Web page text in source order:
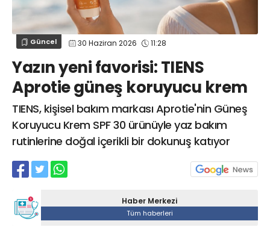
Güncel 30 Haziran 2026 11:28
Yazın yeni favorisi: TIENS
Aprotie güneş koruyucu krem
TIENS, kişisel bakım markası Aprotie'nin Güneş
Koruyucu Krem SPF 30 ürünüyle yaz bakım
rutinlerine doğal içerikli bir dokunuş katıyor
Haber Merkezi
Tüm haberleri
GÖZ HASTALIKLARI
SAĞLIK
GASTROENTEROLOJİ
ÇOCUK SAĞLIĞI VE HASTALIKLARI
GENEL CERRAHİ
SENDİKALAR
GÖGÜS HASTALIKLARI
DERMATOLOJİ
ORTOPEDİ VE TRAVMATOLOJİ
DAHİLİYE
Galeri Yazarlar
sagliktabugun@gmail.com